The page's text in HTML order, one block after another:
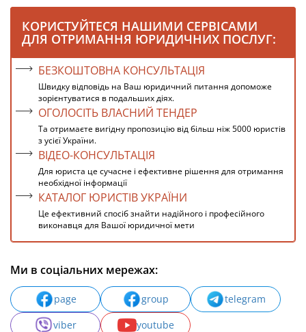
КОРИСТУЙТЕСЯ НАШИМИ СЕРВІСАМИ
ДЛЯ ОТРИМАННЯ ЮРИДИЧНИХ ПОСЛУГ:
БЕЗКОШТОВНА КОНСУЛЬТАЦІЯ
Швидку відповідь на Ваш юридичний питання допоможе
зорієнтуватися в подальших діях.
ОГОЛОСІТЬ ВЛАСНИЙ ТЕНДЕР
Та отримаєте вигідну пропозицію від більш ніж 5000 юристів
з усієї України.
ВІДЕО-КОНСУЛЬТАЦІЯ
Для юриста це сучасне і ефективне рішення для отримання
необхідної інформації
КАТАЛОГ ЮРИСТІВ УКРАЇНИ
Це ефективний спосіб знайти надійного і професійного
виконавця для Вашої юридичної мети
Ми в соціальних мережах:
page group
telegram
viber
youtube